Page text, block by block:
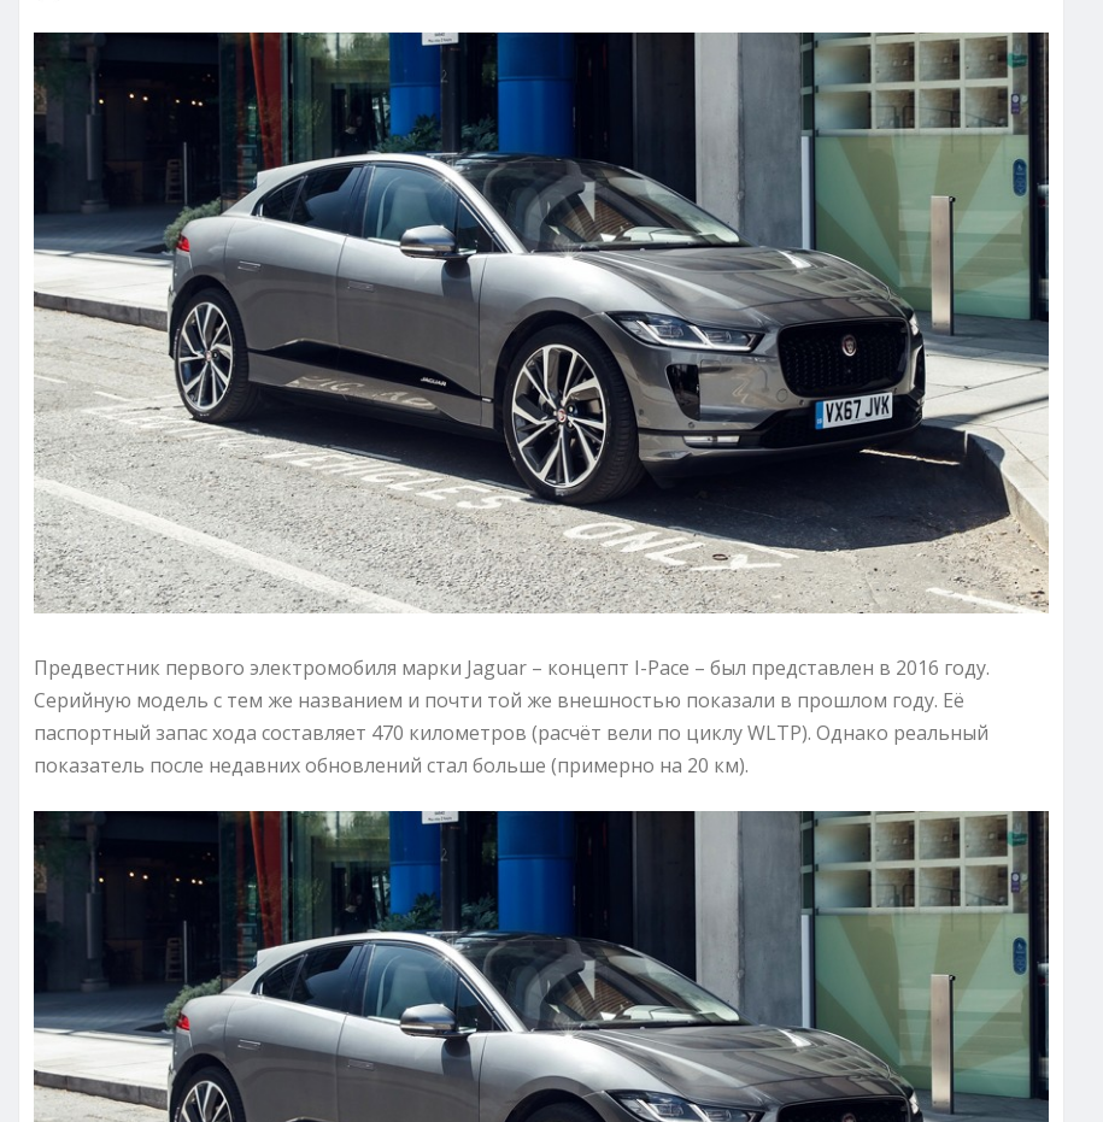
Предвестник первого электромобиля марки Jaguar – концепт I-Pace – был представлен в 2016 году.
Серийную модель с тем же названием и почти той же внешностью показали в прошлом году. Её
паспортный запас хода составляет 470 километров (расчёт вели по циклу WLTP). Однако реальный
показатель после недавних обновлений стал больше (примерно на 20 км).